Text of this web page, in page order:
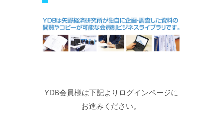
YDB会員様は下記よりログインページに
お進みください。